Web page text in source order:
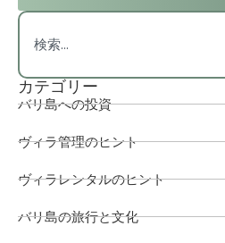
カテゴリー
バリ島への投資
ヴィラ管理のヒント
ヴィラレンタルのヒント
バリ島の旅行と文化